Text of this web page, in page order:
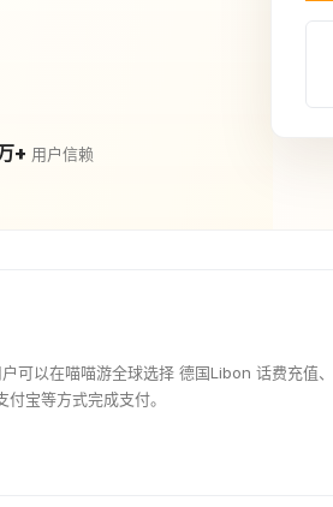
+ 用户信赖
可以在喵喵游全球选择 德国Libon 话费充值
宝等方式完成支付。